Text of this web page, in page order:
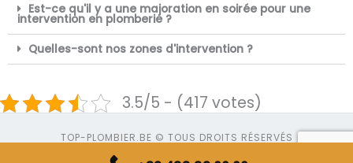
Est-ce qu'il y a une majoration en soirée pour une
intervention en plomberie ?
Quelles-sont nos zones d'intervention ?
3.5/5 - (417 votes)
TOP-PLOMBIER.BE © TOUS DROITS RÉSERVÉS